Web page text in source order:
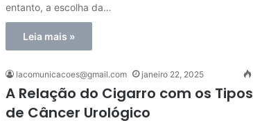
entanto, a escolha da…
Leia mais »
lacomunicacoes@gmail.com janeiro 22, 2025
A Relação do Cigarro com os Tipos
de Câncer Urológico